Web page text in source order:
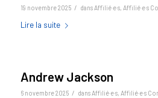
19 novembre 2025 / dans Affilié·e·s, Affilié·e·s
Lire la suite
Andrew Jackson
6 novembre 2025 / dans Affilié·e·s, Affilié·e·s